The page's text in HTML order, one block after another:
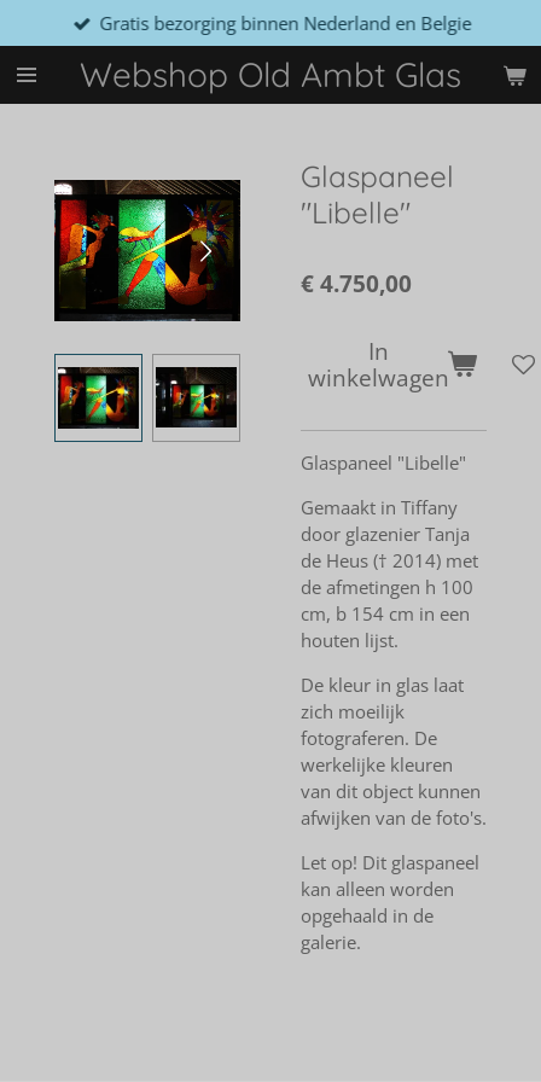
direct
naar
de
Webshop Old Ambt Glas
Gratis bezorging binnen Nederland en Belgie
Glaspaneel
"Libelle"
€ 4.750,00
In
winkelwagen
Glaspaneel "Libelle"
Gemaakt in Tiffany
door glazenier Tanja
de Heus († 2014) met
de afmetingen h 100
cm, b 154 cm in een
houten lijst.
De kleur in glas laat
zich moeilijk
fotograferen. De
werkelijke kleuren
van dit object kunnen
afwijken van de foto's.
Let op! Dit glaspaneel
kan alleen worden
opgehaald in de
galerie.